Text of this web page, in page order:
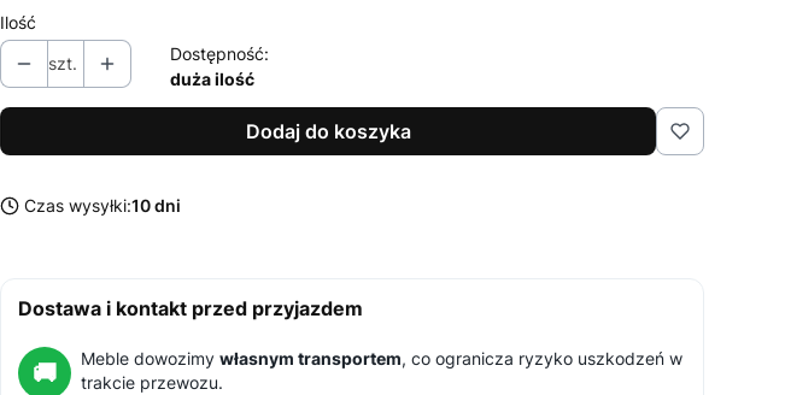
Ilość
szt.
Dostępność:
duża ilość
Dodaj do koszyka
Czas wysyłki:10 dni
Dostawa i kontakt przed przyjazdem
🚚
Meble dowozimy własnym transportem, co ogranicza ryzyko uszkodzeń w
trakcie przewozu.